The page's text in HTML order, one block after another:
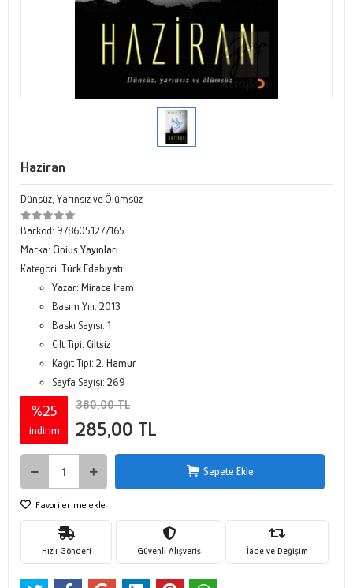
Haziran
Dünsüz, Yarınsız ve Ölümsüz
Barkod: 9786051277165
Marka: Cinius Yayınları
Kategori: Türk Edebiyatı
Yazar: Mirace İrem
Basım Yılı: 2013
Baskı Sayısı: 1
Cilt Tipi: Ciltsiz
Kağıt Tipi: 2. Hamur
Sayfa Sayısı: 269
%25
indirim
380,00 TL
285,00 TL
Sepete Ekle
Favorilerime ekle
Hızlı Gönderi Güvenli Alışveriş İade ve Değişim